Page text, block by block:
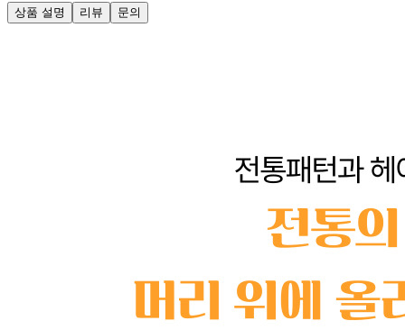
상품 설명 리뷰 문의